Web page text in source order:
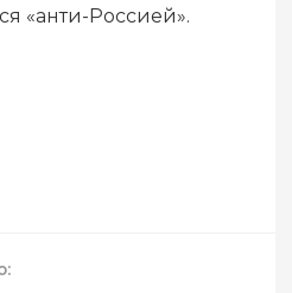
«анти-Россией».